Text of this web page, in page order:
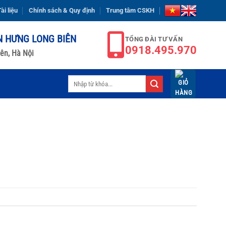
liệu Chính sách & Quy định Trung tâm CSKH
HƯNG LONG BIÊN
Hà Nội
TỔNG ĐÀI TƯ VẤN
0918.495.970